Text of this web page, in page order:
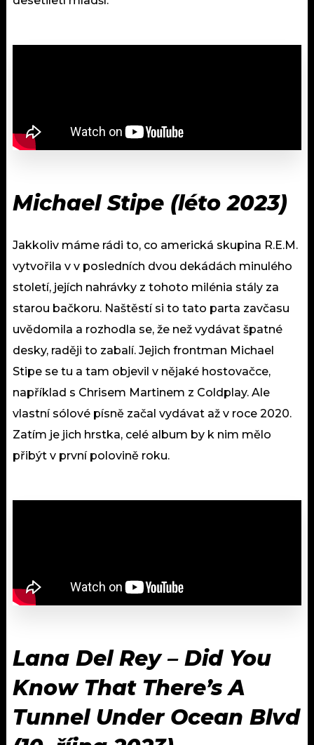
Michael Stipe (léto 2023)
Jakkoliv máme rádi to, co americká skupina R.E.M.
vytvořila v v posledních dvou dekádách minulého
století, jejích nahrávky z tohoto milénia stály za
starou bačkoru. Naštěstí si to tato parta zavčasu
uvědomila a rozhodla se, že než vydávat špatné
desky, raději to zabalí. Jejich frontman Michael
Stipe se tu a tam objevil v nějaké hostovačce,
například s Chrisem Martinem z Coldplay. Ale
vlastní sólové písně začal vydávat až v roce 2020.
Zatím je jich hrstka, celé album by k nim mělo
přibýt v první polovině roku.
Lana Del Rey – Did You
Know That There’s A
Tunnel Under Ocean Blvd